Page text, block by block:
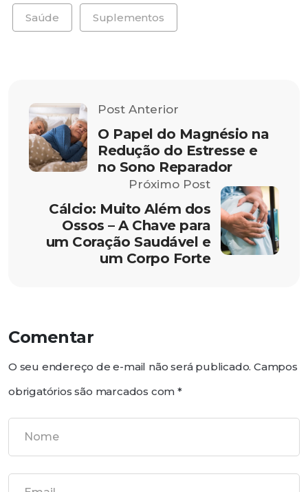
Saúde Suplementos
Post Anterior
O Papel do Magnésio na
Redução do Estresse e
no Sono Reparador
Próximo Post
Cálcio: Muito Além dos
Ossos – A Chave para
um Coração Saudável e
um Corpo Forte
Comentar
O seu endereço de e-mail não será publicado. Campos
obrigatórios são marcados com*